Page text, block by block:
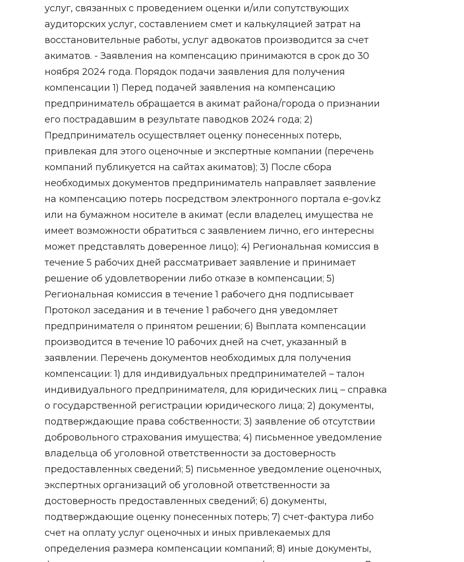
услуг, связанных с проведением оценки и/или сопутствующих
аудиторских услуг, составлением смет и калькуляцией затрат на
восстановительные работы, услуг адвокатов производится за счет
акиматов. - Заявления на компенсацию принимаются в срок до 30
ноября 2024 года. Порядок подачи заявления для получения
компенсации 1) Перед подачей заявления на компенсацию
предприниматель обращается в акимат района/города о признании
его пострадавшим в результате паводков 2024 года; 2)
Предприниматель осуществляет оценку понесенных потерь,
привлекая для этого оценочные и экспертные компании (перечень
компаний публикуется на сайтах акиматов); 3) После сбора
необходимых документов предприниматель направляет заявление
на компенсацию потерь посредством электронного портала e-gov.kz
или на бумажном носителе в акимат (если владелец имущества не
имеет возможности обратиться с заявлением лично, его интересны
может представлять доверенное лицо); 4) Региональная комиссия в
течение 5 рабочих дней рассматривает заявление и принимает
решение об удовлетворении либо отказе в компенсации; 5)
Региональная комиссия в течение 1 рабочего дня подписывает
Протокол заседания и в течение 1 рабочего дня уведомляет
предпринимателя о принятом решении; 6) Выплата компенсации
производится в течение 10 рабочих дней на счет, указанный в
заявлении. Перечень документов необходимых для получения
компенсации: 1) для индивидуальных предпринимателей – талон
индивидуального предпринимателя, для юридических лиц – справка
о государственной регистрации юридического лица; 2) документы,
подтверждающие права собственности; 3) заявление об отсутствии
добровольного страхования имущества; 4) письменное уведомление
владельца об уголовной ответственности за достоверность
предоставленных сведений; 5) письменное уведомление оценочных,
экспертных организаций об уголовной ответственности за
достоверность предоставленных сведений; 6) документы,
подтверждающие оценку понесенных потерь; 7) счет-фактура либо
счет на оплату услуг оценочных и иных привлекаемых для
определения размера компенсации компаний; 8) иные документы,